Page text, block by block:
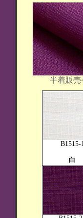
半着販売
B1515-
白